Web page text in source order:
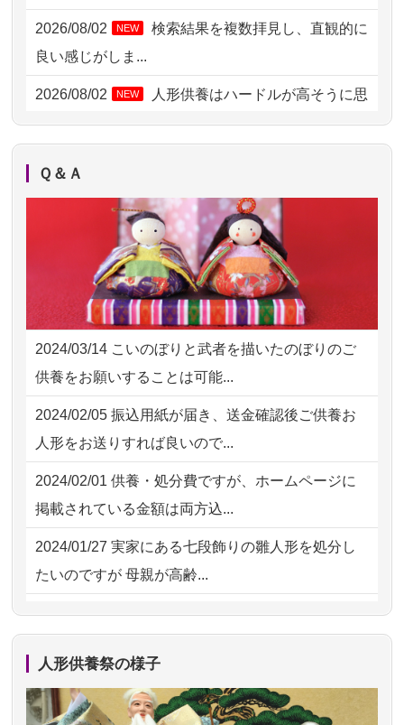
2026/08/05 11:33 神奈川の方からお申込み
2026/08/04 17:34
2026/08/04 15:40 千葉県の方からお申込み
2026/08/04 14:04 東京都の方からお申込み
2026/08/04 00:38
2026/08/03 21:17 愛知県の方からお申込み
2026/08/02 18:47 虎ノ門の方からお申込み
2026/08/02 11:15 千葉県の方からお申込み
2026/08/02 10:39 神奈川の方からお申込み
2026/08/02 09:15 神奈川の方からお申込み
2026/08/02 06:46 相模原の方からお申込み
2026/08/02 NEW
検索結果を複数拝見し、直観的に
良い感じがしま...
2026/08/02 NEW
人形供養はハードルが高そうに思
えるのですが、...
NEW
お人形の仕分けなども丁寧に行う
様子から、大切...
2026/07/25供養の内容（料金や送り方等）がとて
も丁寧に説...
2026/07/18 つい先日も利用させていただきまし
た。 手続...
2026/07/18 大切にしていたお人形をきちんと供養
してくださ...
2026/07/15 子供の頃から可愛がってきた七段飾り
の雛人形で...
2026/07/15 お客様の声を読み、丁寧に供養してい
ただけそう...
2026/07/11思い出のある人形達を、ちゃんと供養
したく、花...
Ｑ＆Ａ
2024/03/14 こいのぼりと武者を描いたのぼりのご
供養をお願いすることは可能...
2024/02/05 振込用紙が届き、送金確認後ご供養お
人形をお送りすれば良いので...
2024/02/01 供養・処分費ですが、ホームページに
掲載されている金額は両方込...
2024/01/27 実家にある七段飾りの雛人形を処分し
たいのですが 母親が高齢...
2024/01/13剥製の供養・処分をお願いできます
ですが？
人形供養祭の様子